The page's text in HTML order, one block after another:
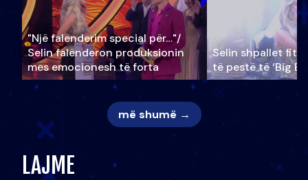
"Një falenderim special për…"/
Selin falënderon produksionin
mes emocionesh të forta
Selin shpallet
të pestë të ‘Big
më shumë →
LAJME